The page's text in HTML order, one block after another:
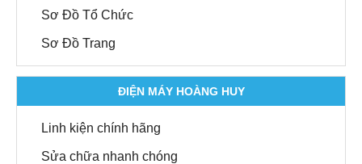
Sơ Đồ Tổ Chức
Sơ Đồ Trang
ĐIỆN MÁY HOÀNG HUY
Linh kiện chính hãng
Sửa chữa nhanh chóng